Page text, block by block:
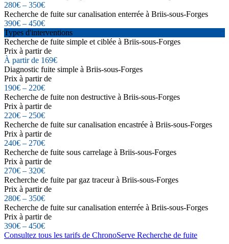
280€ – 350€
Recherche de fuite sur canalisation enterrée à Briis-sous-Forges
390€ – 450€
Types d'interventions
Recherche de fuite simple et ciblée à Briis-sous-Forges
Prix à partir de
À partir de 169€
Diagnostic fuite simple à Briis-sous-Forges
Prix à partir de
190€ – 220€
Recherche de fuite non destructive à Briis-sous-Forges
Prix à partir de
220€ – 250€
Recherche de fuite sur canalisation encastrée à Briis-sous-Forges
Prix à partir de
240€ – 270€
Recherche de fuite sous carrelage à Briis-sous-Forges
Prix à partir de
270€ – 320€
Recherche de fuite par gaz traceur à Briis-sous-Forges
Prix à partir de
280€ – 350€
Recherche de fuite sur canalisation enterrée à Briis-sous-Forges
Prix à partir de
390€ – 450€
Consultez tous les tarifs de ChronoServe Recherche de fuite